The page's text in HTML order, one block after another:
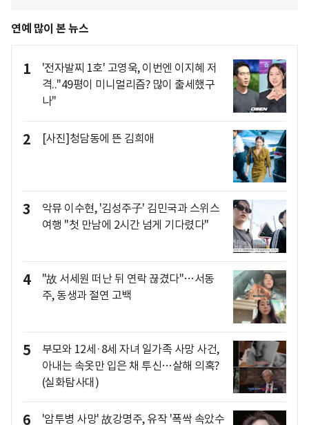
연예 많이 본 뉴스
1
'전자발찌 1호' 고영욱, 이번엔 이지혜 저
격.."49평이 미니멀리즘? 많이 출세했구
나"
2 [사진]청담동에 뜬 김희애
3
악뮤 이수현, '김성주子' 김민국과 스위스
여행 "첫 만남에 2시간 넘게 기다렸다"
4
"故 서세원 떠난 뒤 연락 끊겼다"…서동
주, 동생과 절연 고백
5
부모와 12세·8세 자녀 일가족 사망 사건,
아내는 속옷만 입은 채 투신…살해 의혹?
(실화탐사대)
6
'암투병 사망' 故강명주, 유작 '폭싹 속았수